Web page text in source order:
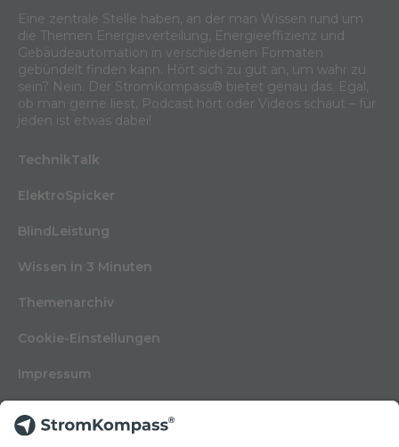
Eine zentrale Stelle haben, an der man Wissen rund um
die Themen Energieverteilung, Energieeffizienz und
Gebäudeautomation in verschiedenen Formaten
gebündelt finden kann. Hört sich zu gut an, um wahr zu
sein? Nein. Der StromKompass® bietet genau das. Egal,
ob man gerne liest, Podcast hört oder Videos schaut – für
jeden ist etwas dabei!
TechnikTalk
ElektroSpicker
BlindLeistung
Wissen in 3 Minuten
Themenarchiv
Cookie-Einstellungen
Impressum